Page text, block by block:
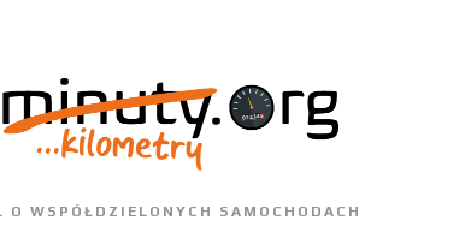
WSPÓŁDZIELONYCH SAMOCHODACH